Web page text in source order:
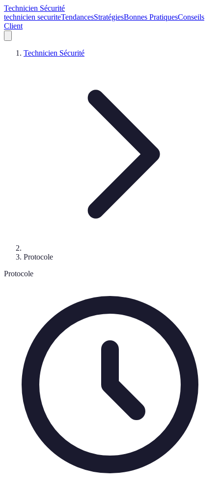
Technicien Sécurité
technicien securiteTendancesStratégiesBonnes PratiquesConseils
Client
Technicien Sécurité
Protocole
Protocole